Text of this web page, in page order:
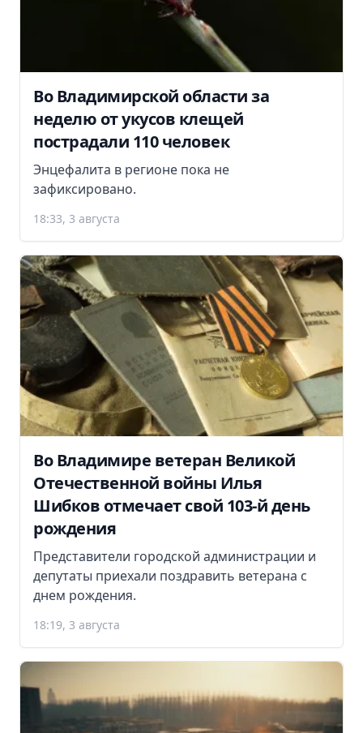
Во Владимирской области за
неделю от укусов клещей
пострадали 110 человек
Энцефалита в регионе пока не
зафиксировано.
18:33, 3 августа
Во Владимире ветеран Великой
Отечественной войны Илья
Шибков отмечает свой 103-й день
рождения
Представители городской администрации и
депутаты приехали поздравить ветерана с
днем рождения.
18:19, 3 августа